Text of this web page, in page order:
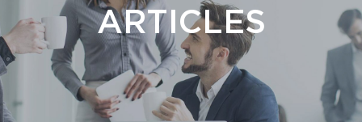
ARTICLES